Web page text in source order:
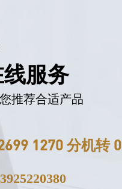
服务
推荐合适产品
1270 分机转 0